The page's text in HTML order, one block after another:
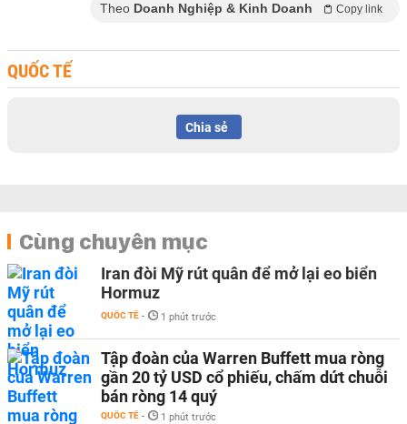
Theo Doanh Nghiệp & Kinh Doanh Copy link
QUỐC TẾ
Chia sẻ
Cùng chuyên mục
Iran đòi Mỹ rút quân để mở lại eo biển
Hormuz
QUỐC TẾ - 1 phút trước
Tập đoàn của Warren Buffett mua ròng
gần 20 tỷ USD cổ phiếu, chấm dứt chuỗi
bán ròng 14 quý
QUỐC TẾ - 1 phút trước